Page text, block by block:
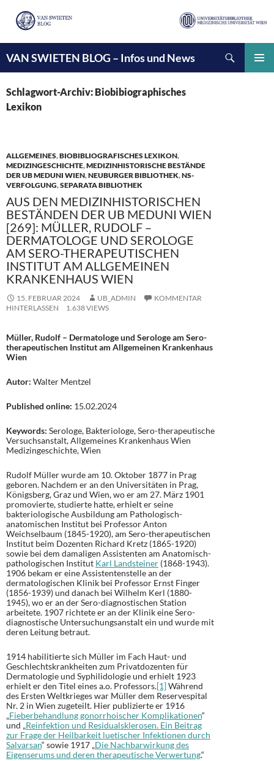
VAN SWIETEN BLOG – Infos und News
INHALT
SPRINGEN
Schlagwort-Archiv: Biobibiographisches
Lexikon
ALLGEMEINES,BIOBIBLIOGRAFISCHES LEXIKON,
MEDIZINGESCHICHTE,MEDIZINHISTORISCHE BESTÄNDE
DER UB MEDUNI WIEN,NEUBURGER BIBLIOTHEK,NS-
VERFOLGUNG,SEPARATA BIBLIOTHEK
AUS DEN MEDIZINHISTORISCHEN
BESTÄNDEN DER UB MEDUNI WIEN
[269]: MÜLLER, RUDOLF –
DERMATOLOGE UND SEROLOGE
AM SERO-THERAPEUTISCHEN
INSTITUT AM ALLGEMEINEN
KRANKENHAUS WIEN
15. FEBRUAR 2024 UB_ADMIN
KOMMENTAR
HINTERLASSEN
1.638 VIEWS
Müller, Rudolf – Dermatologe und Serologe am Sero-
therapeutischen Institut am Allgemeinen Krankenhaus
Wien
Autor: Walter Mentzel
Published online: 15.02.2024
Keywords: Serologe, Bakteriologe, Sero-therapeutische
Versuchsanstalt, Allgemeines Krankenhaus Wien
Medizingeschichte, Wien
Rudolf Müller wurde am 10. Oktober 1877 in Prag
geboren. Nachdem er an den Universitäten in Prag,
Königsberg, Graz und Wien, wo er am 27. März 1901
promovierte, studierte hatte, erhielt er seine
bakteriologische Ausbildung am Pathologisch-
anatomischen Institut bei Professor Anton
Weichselbaum (1845-1920), am Sero-therapeutischen
Institut beim Dozenten Richard Kretz (1865-1920)
sowie bei dem damaligen Assistenten am Anatomisch-
pathologischen Institut Karl Landsteiner (1868-1943).
1906 bekam er eine Assistentenstelle an der
dermatologischen Klinik bei Professor Ernst Finger
(1856-1939) und danach bei Wilhelm Kerl (1880-
1945), wo er an der Sero-diagnostischen Station
arbeitete. 1907 richtete er an der Klinik eine Sero-
diagnostische Untersuchungsanstalt ein und wurde mit
deren Leitung betraut.
1914 habilitierte sich Müller im Fach Haut- und
Geschlechtskrankheiten zum Privatdozenten für
Dermatologie und Syphilidologie und erhielt 1923
erhielt er den Titel eines a.o. Professors.[1]Während
des Ersten Weltkrieges war Müller dem Reservespital
Nr. 2 in Wien zugeteilt. Hier publizierte er 1916
„Fieberbehandlung gonorrhoischer Komplikationen“
und „Reinfektion und Residualsklerosen. Ein Beitrag
zur Frage der Heilbarkeit luetischer Infektionen durch
Salvarsan“ sowie 1917 „Die Nachbarwirkung des
Eigenserums und deren therapeutische Verwertung.“